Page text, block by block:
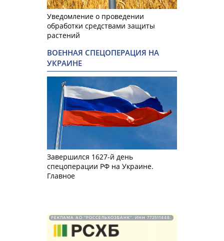
Уведомление о проведении
обработки средствами защиты
растений
ВОЕННАЯ СПЕЦОПЕРАЦИЯ НА
УКРАИНЕ
Завершился 1627-й день
спецоперации РФ на Украине.
Главное
РЕКЛАМА АО "РОССЕЛЬХОЗБАНК". ИНН 772511448.